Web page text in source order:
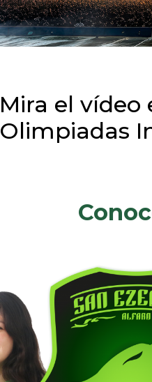
Mira el
Olimpiadas